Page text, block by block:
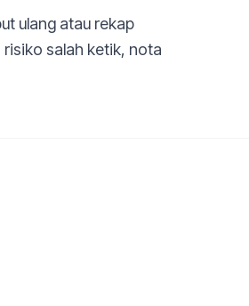
ulang atau rekap
risiko salah ketik, nota